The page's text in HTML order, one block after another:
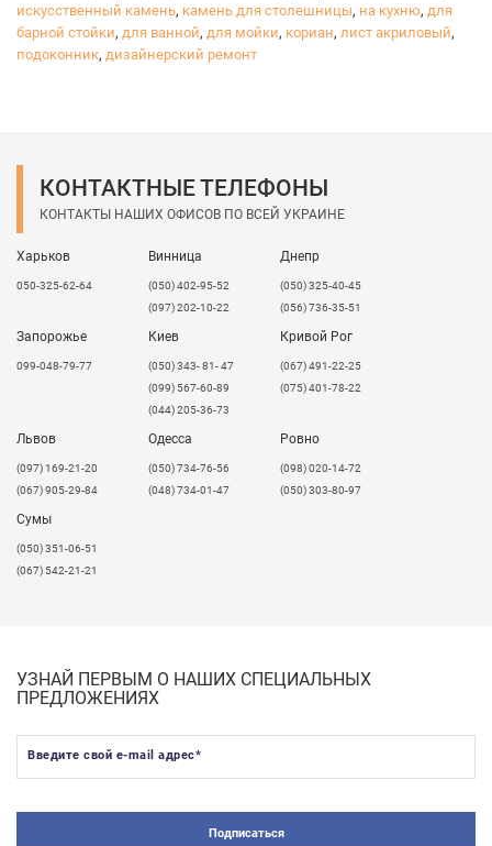
На сегоднякамень Corianшироко используется для
обработки ванных комнат и кухонь, изготовления
влагостойких столешниц и подоконников, барных
Декор из акрилового камня отлично
имитирует мрамор, гранит и другие
натуральные материалы. Изделия из камня очень
красивые, и если у Вас присутствует такой камень в
Благодаря инновационному подходу и широкой
цветовой палитре,
Corian
воплотит в
дома. Достигайте своей мечты, выбирая
качественный продукт, который будет радовать вас в
любой ситуации.
зная, что вы выбрали рабочую поверхность, которая
прослужит очень долго!
искусственный камень, камень для столешницы, на кухню, для
барной стойки, для ванной, для мойки, кориан, лист акриловый,
подоконник, дизайнерский ремонт
КОНТАКТНЫЕ ТЕЛЕФОНЫ
КОНТАКТЫ НАШИХ ОФИСОВ ПО ВСЕЙ УКРАИНЕ
Харьков
050-325-62-64
Винница
(050) 402-95-52
(097) 202-10-22
Днепр
(050) 325-40-45
(056) 736-35-51
Запорожье
099-048-79-77
Киев
(050) 343- 81- 47
(099) 567-60-89
(044) 205-36-73
Кривой Рог
(067) 491-22-25
(075) 401-78-22
Львов
​(097) 169-21-20
(067) 905-29-84
Одесса
(050) 734-76-56
(048) 734-01-47
Ровно
(098) 020-14-72
(050) 303-80-97
Сумы
(050) 351-06-51
(067) 542-21-21
УЗНАЙ ПЕРВЫМ О НАШИХ СПЕЦИАЛЬНЫХ
ПРЕДЛОЖЕНИЯХ
Введите свой e-mail адрес*
Подписаться